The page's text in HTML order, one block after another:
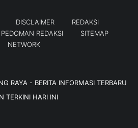
DISCLAIMER
REDAKSI
PEDOMAN REDAKSI
SITEMAP
NETWORK
RAYA - BERITA INFORMASI TERBARU
TERKINI HARI INI